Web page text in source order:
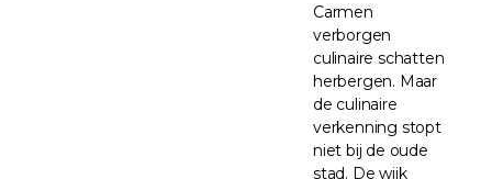
Carmen
verborgen
culinaire schatten
herbergen. Maar
de culinaire
verkenning stopt
niet bij de oude
stad. De wijk